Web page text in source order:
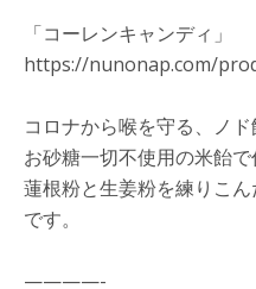
「コーレンキャンディ」
https://nunonap.com/
コロナから喉を守る、ノ
お砂糖一切不使用の米飴で
蓮根粉と生姜粉を練りこ
です。
————-